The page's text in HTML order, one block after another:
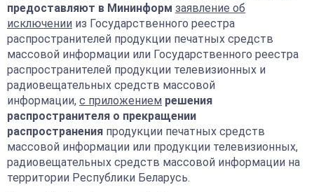
предоставляют в Мининформ заявление об
исключении из Государственного реестра
распространителей продукции печатных средств
массовой информации или Государственного реестра
распространителей продукции телевизионных и
радиовещательных средств массовой
информации, с приложением решения
распространителя о прекращении
распространения продукции печатных средств
массовой информации или продукции телевизионных,
радиовещательных средств массовой информации на
территории Республики Беларусь.